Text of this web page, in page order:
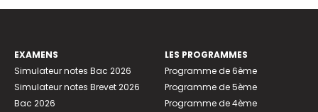
EXAMENS
Simulateur notes Bac 2026
Simulateur notes Brevet 2026
Bac 2026
LES PROGRAMMES
Programme de 6ème
Programme de 5ème
Programme de 4ème